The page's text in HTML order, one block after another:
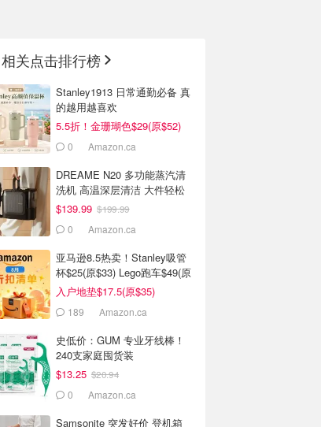
相关点击排行榜
Stanley1913 日常通勤必备 真
的越用越喜欢
5.5折！金珊瑚色$29(原$52)
0 Amazon.ca
DREAME N20 多功能蒸汽清
洗机 高温深层清洁 大件轻松
焕新
$139.99 $199.99
0 Amazon.ca
亚马逊8.5热卖！Stanley吸管
杯$25(原$33) Lego跑车$49(原
$80)
入户地垫$17.5(原$35)
189 Amazon.ca
史低价：GUM 专业牙线棒！
240支家庭囤货装
$13.25 $20.94
0 Amazon.ca
Samsonite 突发好价 登机箱